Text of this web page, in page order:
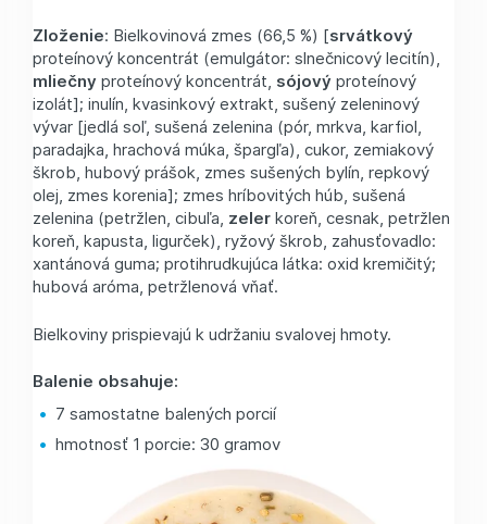
Zloženie: Bielkovinová zmes (66,5 %) [srvátkový
proteínový koncentrát (emulgátor: slnečnicový lecitín),
mliečny proteínový koncentrát, sójový proteínový
izolát]; inulín, kvasinkový extrakt, sušený zeleninový
vývar [jedlá soľ, sušená zelenina (pór, mrkva, karfiol,
paradajka, hrachová múka, špargľa), cukor, zemiakový
škrob, hubový prášok, zmes sušených bylín, repkový
olej, zmes korenia]; zmes hríbovitých húb, sušená
zelenina (petržlen, cibuľa, zeler koreň, cesnak, petržlen
koreň, kapusta, ligurček), ryžový škrob, zahusťovadlo:
xantánová guma; protihrudkujúca látka: oxid kremičitý;
hubová aróma, petržlenová vňať.
Bielkoviny prispievajú k udržaniu svalovej hmoty.
Balenie obsahuje:
7 samostatne balených porcií
hmotnosť 1 porcie: 30 gramov